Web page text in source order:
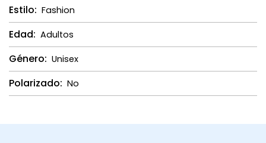
Estilo: Fashion
Edad: Adultos
Género: Unisex
Polarizado: No